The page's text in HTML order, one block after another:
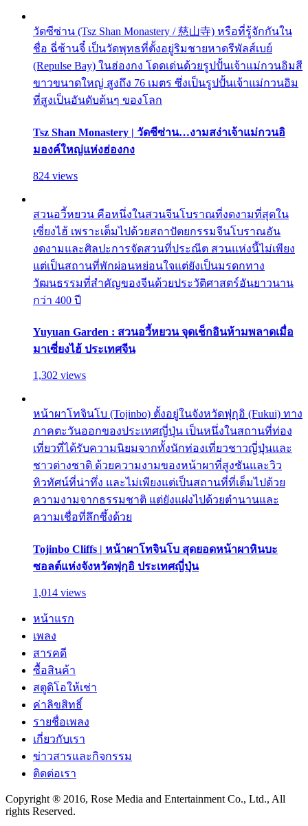
วัดซีซ่าน (Tsz Shan Monastery / 慈山寺) หรือที่รู้จักกันใน
ชื่อ ฉี่ซ้านจี๋ เป็นวัดพุทธที่ตั้งอยู่ริมชายหาดรีพัลส์เบย์
(Repulse Bay) ในฮ่องกง โดดเด่นด้วยรูปปั้นเจ้าแม่กวนอิมสี
ขาวขนาดใหญ่ สูงถึง 76 เมตร ซึ่งเป็นรูปปั้นเจ้าแม่กวนอิม
ที่สูงเป็นอันดับต้นๆ ของโลก
Tsz Shan Monastery | วัดซีซ่าน…งามสง่าเจ้าแม่กวนอิ
มองค์ใหญ่แห่งฮ่องกง
824 views
สวนอวี้หยวน คือหนึ่งในสวนจีนโบราณที่งดงามที่สุดใน
เซี่ยงไฮ้ เพราะเต็มไปด้วยสถาปัตยกรรมจีนโบราณอัน
งดงามและศิลปะการจัดสวนที่ประณีต สวนแห่งนี้ไม่เพียง
แต่เป็นสถานที่พักผ่อนหย่อนใจแต่ยังเป็นมรดกทาง
วัฒนธรรมที่สำคัญของจีนด้วยประวัติศาสตร์อันยาวนาน
กว่า 400 ปี
Yuyuan Garden : สวนอวี้หยวน จุดเช็กอินห้ามพลาดเมื่อ
มาเซี่ยงไฮ้ ประเทศจีน
1,302 views
หน้าผาโทจินโบ (Tojinbo) ตั้งอยู่ในจังหวัดฟุกุอิ (Fukui) ทาง
ภาคตะวันออกของประเทศญี่ปุ่น เป็นหนึ่งในสถานที่ท่อง
เที่ยวที่ได้รับความนิยมจากทั้งนักท่องเที่ยวชาวญี่ปุ่นและ
ชาวต่างชาติ ด้วยความงามของหน้าผาที่สูงชันและวิว
ทิวทัศน์ที่น่าทึ่ง และไม่เพียงแต่เป็นสถานที่ที่เต็มไปด้วย
ความงามจากธรรมชาติ แต่ยังแฝงไปด้วยตำนานและ
ความเชื่อที่ลึกซึ้งด้วย
Tojinbo Cliffs | หน้าผาโทจินโบ สุดยอดหน้าผาหินบะ
ซอลต์แห่งจังหวัดฟุกุอิ ประเทศญี่ปุ่น
1,014 views
หน้าแรก
เพลง
สารคดี
ซื้อสินค้า
สตูดิโอให้เช่า
ค่าลิขสิทธิ์
รายชื่อเพลง
เกี่ยวกับเรา
ข่าวสารและกิจกรรม
ติดต่อเรา
Copyright ® 2016, Rose Media and Entertainment Co., Ltd., All
rights Reserved.